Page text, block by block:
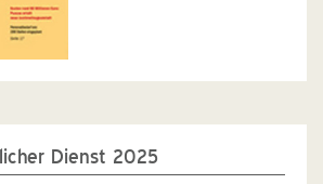
Dienst 2025